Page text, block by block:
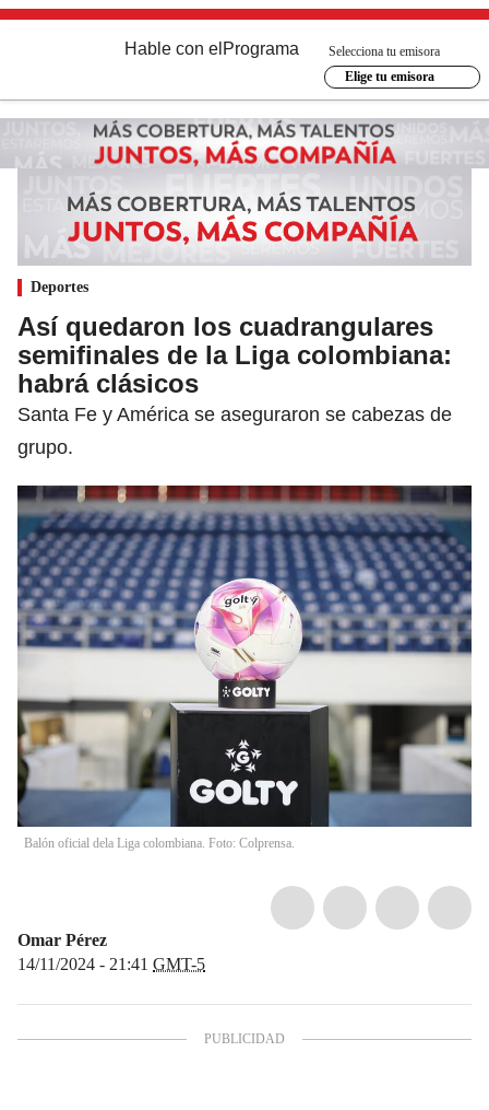
Hable con el Programa
Selecciona tu emisora
Elige tu emisora
Deportes
Así quedaron los cuadrangulares
semifinales de la Liga colombiana:
habrá clásicos
Santa Fe y América se aseguraron se cabezas de
grupo.
Balón oficial dela Liga colombiana. Foto: Colprensa.
Omar Pérez
14/11/2024 - 21:41 GMT-5